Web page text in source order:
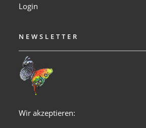
Login
NEWSLETTER
Wir akzeptieren: